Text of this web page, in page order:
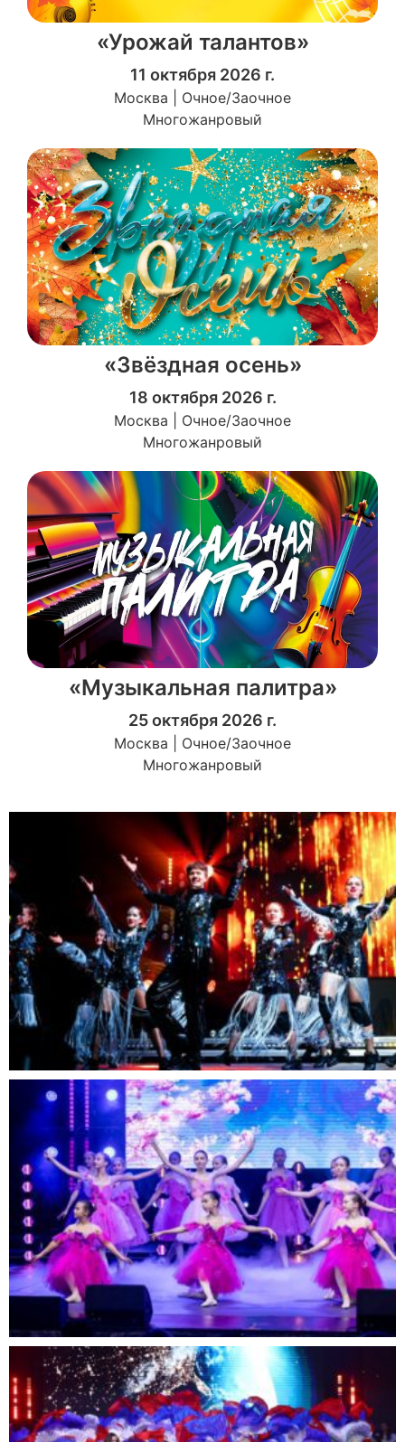
«Урожай талантов»
11 октября 2026 г.
Москва | Очное/Заочное
Многожанровый
«Звёздная осень»
18 октября 2026 г.
Москва | Очное/Заочное
Многожанровый
«Музыкальная палитра»
25 октября 2026 г.
Москва | Очное/Заочное
Многожанровый